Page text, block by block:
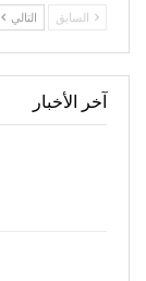
السابق التالي
آخر الأخبار